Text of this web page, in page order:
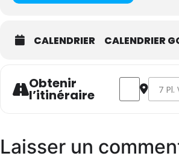
CALENDRIER CALENDRIER
Obtenir
l’itinéraire
Address -
Laisser un